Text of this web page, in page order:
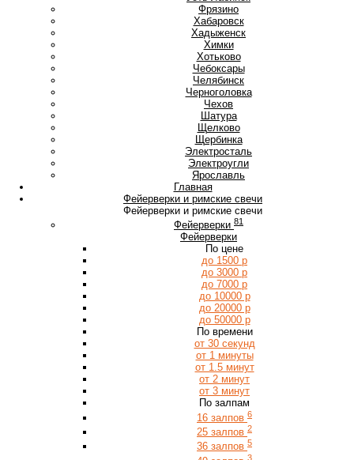
Фрязино
Хабаровск
Хадыженск
Химки
Хотьково
Чебоксары
Челябинск
Черноголовка
Чехов
Шатура
Щелково
Щербинка
Электросталь
Электроугли
Ярославль
Главная
Фейерверки и римские свечи
Фейерверки и римские свечи
Фейерверки 81
Фейерверки
По цене
до 1500 р
до 3000 р
до 7000 р
до 10000 р
до 20000 р
до 50000 р
По времени
от 30 секунд
от 1 минуты
от 1.5 минут
от 2 минут
от 3 минут
По залпам
16 залпов 6
25 залпов 2
36 залпов 5
3